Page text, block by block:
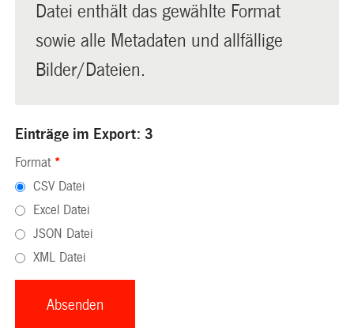
Datei enthält das gewählte Format
sowie alle Metadaten und allfällige
Bilder/Dateien.
Einträge im Export: 3
Format *
CSV Datei
Excel Datei
JSON Datei
XML Datei